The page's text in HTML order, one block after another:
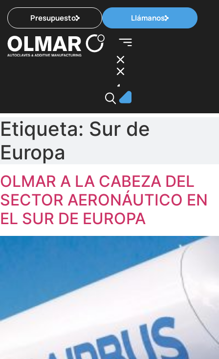
Presupuesto Llámanos
Etiqueta: Sur de
Europa
OLMAR A LA CABEZA DEL
SECTOR AERONÁUTICO EN
EL SUR DE EUROPA